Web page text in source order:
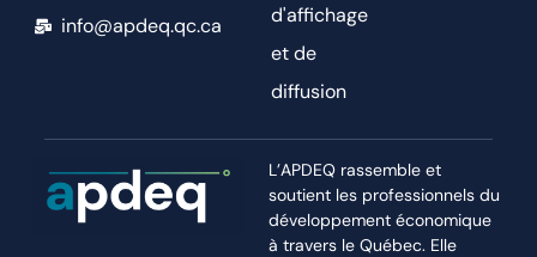
info@apdeq.qc.ca
d'affichage
et de
diffusion
L’APDEQ rassemble et
soutient les professionnels du
développement économique
à travers le Québec. Elle